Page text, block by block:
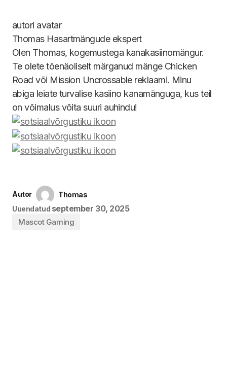
Thomas Hasartmängude ekspert
Olen Thomas, kogemustega kanakasiinomängur.
Te olete tõenäoliselt märganud mänge Chicken
Road või Mission Uncrossable reklaami. Minu
abiga leiate turvalise kasiino kanamänguga, kus teil
on võimalus võita suuri auhindu!
Autor
Thomas
Uuendatud september 30, 2025
Mascot Gaming